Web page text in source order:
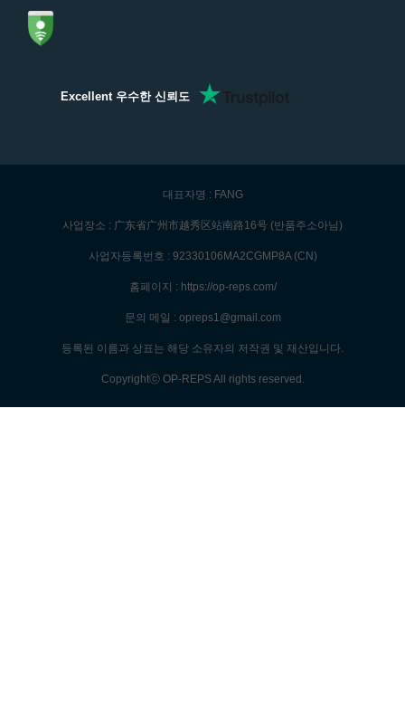
Excellent 우수한 신뢰도
대표자명 : FANG
사업장소 : 广东省广州市越秀区站南路16号 (반품주소아님)
사업자등록번호 : 92330106MA2CGMP8A (CN)
홈페이지 : https://op-reps.com/
문의 메일 : opreps1@gmail.com
등록된 이름과 상표는 해당 소유자의 저작권 및 재산입니다.
Copyrightⓒ OP-REPS All rights reserved.